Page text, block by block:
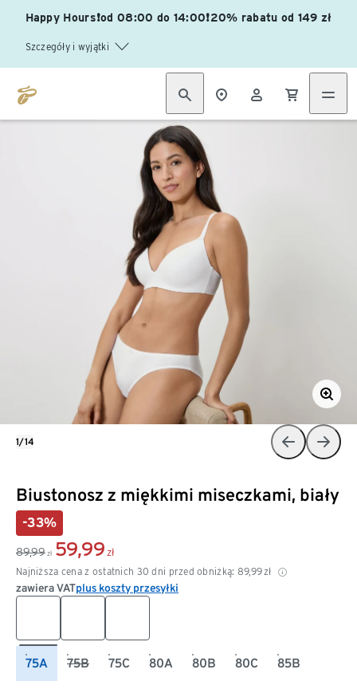
Happy Hours❗od 08:00 do 14:00❗20% rabatu od 149 zł
Szczegóły i wyjątki
Biustonosz z miękkimi miseczkami, biały
-33%
89,99 zł 59,99 zł
Najniższa cena z ostatnich 30 dni przed obniżką: 89,99 zł
zawiera VATplus koszty przesyłki
75A 75B 75C 80A 80B 80C 85B
1/14